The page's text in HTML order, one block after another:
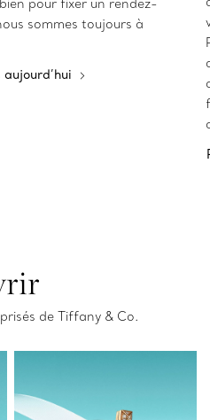
pour fixer un rendez-
sommes toujours à
de Tiffany & Co.